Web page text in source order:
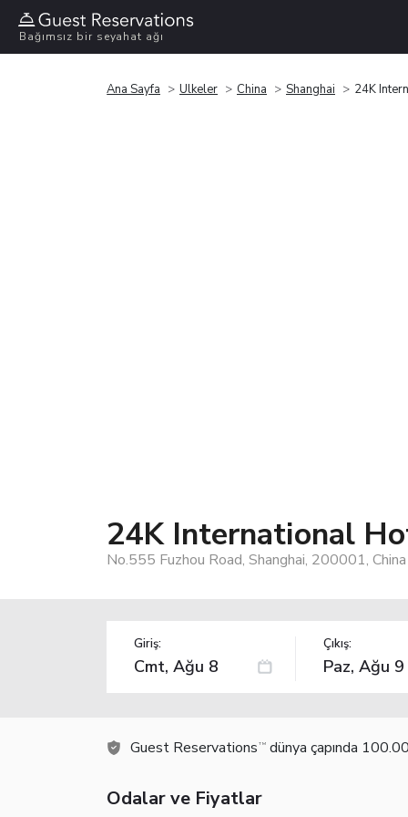
Bağımsız bir seyahat ağı
Ana Sayfa Ülkeler China Shanghai 24K
24K International
No.555 Fuzhou Road, Shanghai, 200001, China
Giriş: Çıkış:
Guest Reservations TM dünya çapında
Odalar ve Fiyatlar